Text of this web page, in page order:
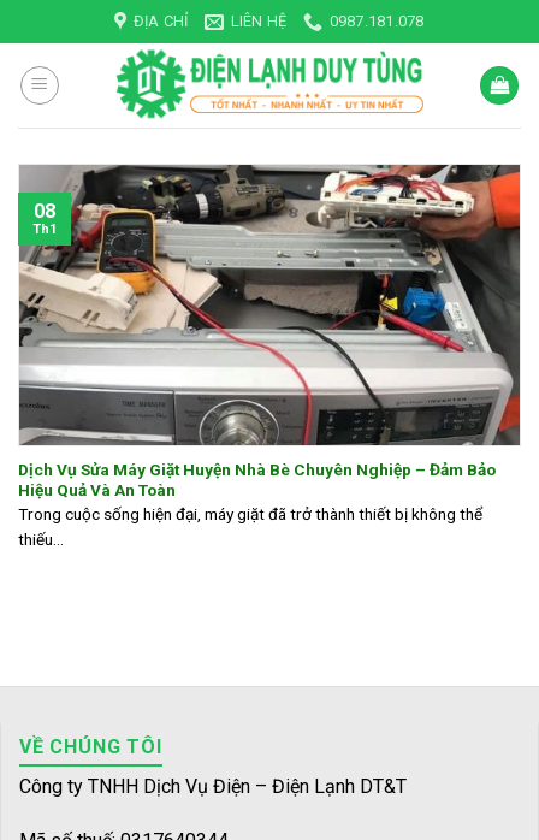
to
content
ĐỊA CHỈ LIÊN HỆ 0987.181.078
Dịch Vụ Sửa Máy Giặt Huyện Nhà Bè Chuyên Nghiệp – Đảm Bảo
Hiệu Quả Và An Toàn
Trong cuộc sống hiện đại, máy giặt đã trở thành thiết bị không thể
thiếu...
08
Th1
VỀ CHÚNG TÔI
Công ty TNHH Dịch Vụ Điện – Điện Lạnh DT&T